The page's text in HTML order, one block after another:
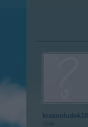
krasnoludek10
User